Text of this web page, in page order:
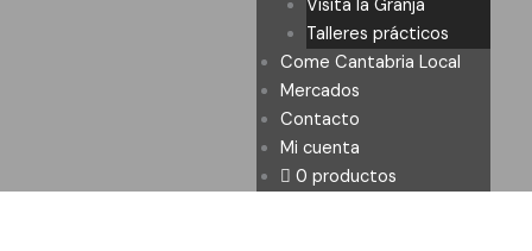
Visita la Granja
Talleres prácticos
Come Cantabria Local
Mercados
Contacto
Mi cuenta
0 productos